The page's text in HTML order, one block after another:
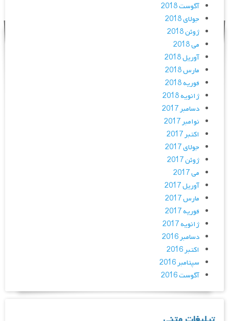
آگوست 2018
جولای 2018
ژوئن 2018
می 2018
آوریل 2018
مارس 2018
فوریه 2018
ژانویه 2018
دسامبر 2017
نوامبر 2017
اکتبر 2017
جولای 2017
ژوئن 2017
می 2017
آوریل 2017
مارس 2017
فوریه 2017
ژانویه 2017
دسامبر 2016
اکتبر 2016
سپتامبر 2016
آگوست 2016